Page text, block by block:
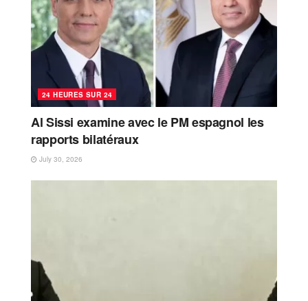
24 HEURES SUR 24
Al Sissi examine avec le PM espagnol les
rapports bilatéraux
July 30, 2026